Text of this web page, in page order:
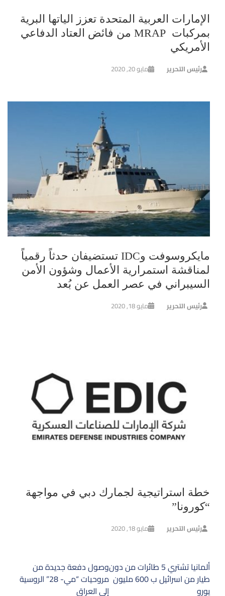
الإمارات العربية المتحدة تعزز الياتها البرية
بمركبات MRAP من فائض العتاد الدفاعي
الأمريكي
رئيس التحرير مايو 20, 2020
مايكروسوفت وIDC تستضيفان حدثاً رقمياً
لمناقشة استمرارية الأعمال وشؤون الأمن
السيبراني في عصر العمل عن بُعد
رئيس التحرير مايو 18, 2020
خطة استراتيجية لجمارك دبي في مواجهة
“كورونا”
رئيس التحرير مايو 18, 2020
تصفّح
المقالات
وصول دفعة جديدة من
مروحيات “مي- 28” الروسية
إلى العراق
ألمانيا تشتري 5 طائرات من دون
طيار من اسرائيل ب 600 مليون
يورو